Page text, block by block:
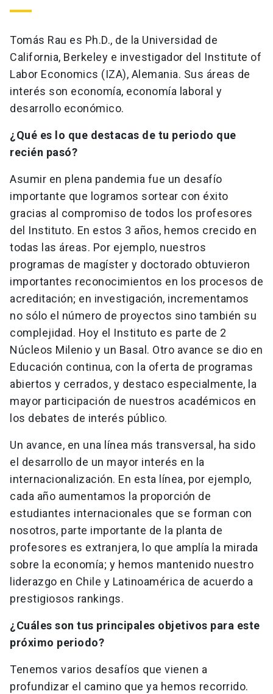
Tomás Rau es Ph.D., de la Universidad de
California, Berkeley e investigador del Institute of
Labor Economics (IZA), Alemania. Sus áreas de
interés son economía, economía laboral y
desarrollo económico.
¿Qué es lo que destacas de tu periodo que
recién pasó?
Asumir en plena pandemia fue un desafío
importante que logramos sortear con éxito
gracias al compromiso de todos los profesores
del Instituto. En estos 3 años, hemos crecido en
todas las áreas. Por ejemplo, nuestros
programas de magíster y doctorado obtuvieron
importantes reconocimientos en los procesos de
acreditación; en investigación, incrementamos
no sólo el número de proyectos sino también su
complejidad. Hoy el Instituto es parte de 2
Núcleos Milenio y un Basal. Otro avance se dio en
Educación continua, con la oferta de programas
abiertos y cerrados, y destaco especialmente, la
mayor participación de nuestros académicos en
los debates de interés público.
Un avance, en una línea más transversal, ha sido
el desarrollo de un mayor interés en la
internacionalización. En esta línea, por ejemplo,
cada año aumentamos la proporción de
estudiantes internacionales que se forman con
nosotros, parte importante de la planta de
profesores es extranjera, lo que amplía la mirada
sobre la economía; y hemos mantenido nuestro
liderazgo en Chile y Latinoamérica de acuerdo a
prestigiosos rankings.
¿Cuáles son tus principales objetivos para este
próximo periodo?
Tenemos varios desafíos que vienen a
profundizar el camino que ya hemos recorrido.